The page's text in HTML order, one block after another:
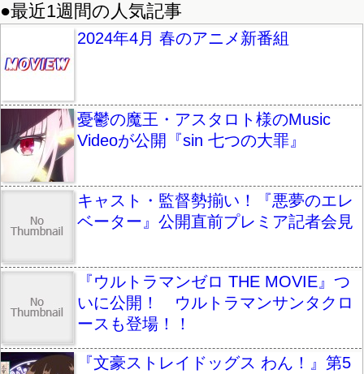
●最近1週間の人気記事
2024年4月 春のアニメ新番組
憂鬱の魔王・アスタロト様のMusic
Videoが公開『sin 七つの大罪』
キャスト・監督勢揃い！『悪夢のエレ
ベーター』公開直前プレミア記者会見
『ウルトラマンゼロ THE MOVIE』つ
いに公開！ ウルトラマンサンタクロ
ースも登場！！
『文豪ストレイドッグス わん！』第5